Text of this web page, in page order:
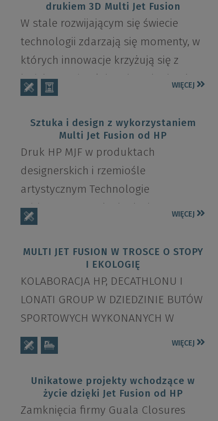
drukiem 3D Multi Jet Fusion
W stale rozwijającym się świecie
technologii zdarzają się momenty, w
których innowacje krzyżują się z
ludzką wyobraźnią. Mira, pionierska
firma w...
WIĘCEJ
Sztuka i design z wykorzystaniem
Multi Jet Fusion od HP
Druk HP MJF w produktach
designerskich i rzemiośle
artystycznym Technologie
addytywne rewolucjonizują
projektowanie, sztukę użytkową i
nieograniczonych...
WIĘCEJ
MULTI JET FUSION W TROSCE O STOPY
I EKOLOGIĘ
KOLABORACJA HP, DECATHLONU I
LONATI GROUP W DZIEDZINIE BUTÓW
SPORTOWYCH WYKONANYCH W
TECHNOLOGII DRUKU 3D HP,
Decathlon oraz włoska firma...
WIĘCEJ
Unikatowe projekty wchodzące w
życie dzięki Jet Fusion od HP
Zamknięcia firmy Guala Closures